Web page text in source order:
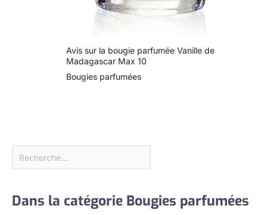
Avis sur la bougie parfumée Vanille de
Madagascar Max 10
Bougies parfumées
Dans la catégorie Bougies parfumées